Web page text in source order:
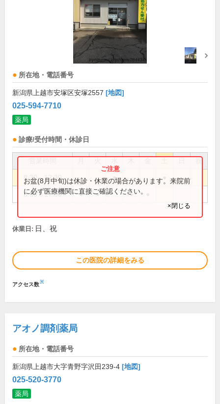
所在地・電話番号
新潟県上越市安塚区安塚2557 [地図]
025-594-7710
薬局
診療/受付時間・休診日
祝
8:30～12:30 ●
8:30～17:30 ● ● ●
お盆(8月中旬)は休診・休業の場合があります。来院前
に必ず医療機関に直接ご確認ください。
×閉じる
休業日: 日、祝
この医院の詳細をみる
アクセス数※
アオノ調剤薬局
所在地・電話番号
新潟県上越市大字青野字沢田239-4 [地図]
025-520-3770
薬局